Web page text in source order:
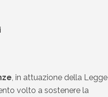
, in attuazione della Legge
volto a sostenere la